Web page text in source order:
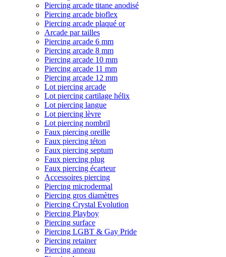
Piercing arcade titane anodisé
Piercing arcade bioflex
Piercing arcade plaqué or
Arcade par tailles
Piercing arcade 6 mm
Piercing arcade 8 mm
Piercing arcade 10 mm
Piercing arcade 11 mm
Piercing arcade 12 mm
Lot piercing arcade
Lot piercing cartilage hélix
Lot piercing langue
Lot piercing lèvre
Lot piercing nombril
Faux piercing oreille
Faux piercing téton
Faux piercing septum
Faux piercing plug
Faux piercing écarteur
Accessoires piercing
Piercing microdermal
Piercing gros diamètres
Piercing Crystal Evolution
Piercing Playboy
Piercing surface
Piercing LGBT & Gay Pride
Piercing retainer
Piercing anneau